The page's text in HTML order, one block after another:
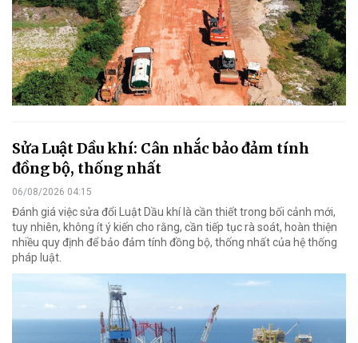
Sửa Luật Dầu khí: Cân nhắc bảo đảm tính
đồng bộ, thống nhất
06/08/2026 04:15
Đánh giá việc sửa đổi Luật Dầu khí là cần thiết trong bối cảnh mới,
tuy nhiên, không ít ý kiến cho rằng, cần tiếp tục rà soát, hoàn thiện
nhiều quy định để bảo đảm tính đồng bộ, thống nhất của hệ thống
pháp luật.